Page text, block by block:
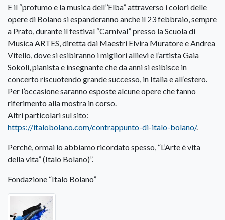
E il “profumo e la musica dell’’Elba” attraverso i colori delle
opere di Bolano si espanderanno anche il 23 febbraio, sempre
a Prato, durante il festival “Carnival” presso la Scuola di
Musica ARTES, diretta dai Maestri Elvira Muratore e Andrea
Vitello, dove si esibiranno i migliori allievi e l’artista Gaia
Sokoli, pianista e insegnante che da anni si esibisce in
concerto riscuotendo grande successo, in Italia e all’estero.
Per l’occasione saranno esposte alcune opere che fanno
riferimento alla mostra in corso.
Altri particolari sul sito:
https://italobolano.com/contrappunto-di-italo-bolano/.
Perchè, ormai lo abbiamo ricordato spesso, “L’Arte è vita
della vita” (Italo Bolano)”.
Fondazione “Italo Bolano”